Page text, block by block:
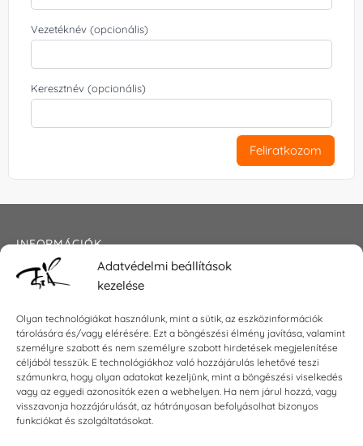
Adatvédelmi beállítások
kezelése
Olyan technológiákat használunk, mint a sütik, az eszközinformációk
tárolására és/vagy elérésére. Ezt a böngészési élmény javítása, valamint
személyre szabott és nem személyre szabott hirdetések megjelenítése
céljából tesszük. E technológiákhoz való hozzájárulás lehetővé teszi
számunkra, hogy olyan adatokat kezeljünk, mint a böngészési viselkedés
vagy az egyedi azonosítók ezen a webhelyen. Ha nem járul hozzá, vagy
visszavonja hozzájárulását, az hátrányosan befolyásolhat bizonyos
funkciókat és szolgáltatásokat.
Vezetéknév (opcionális)
Keresztnév (opcionális)
Feliratkozom
INFORMÁCIÓK
Általános szerződési feltételek
Impresszum
KAPCSOLAT
E-mail:shop@torokszilvi.com
Telefon: +36 30 6767872